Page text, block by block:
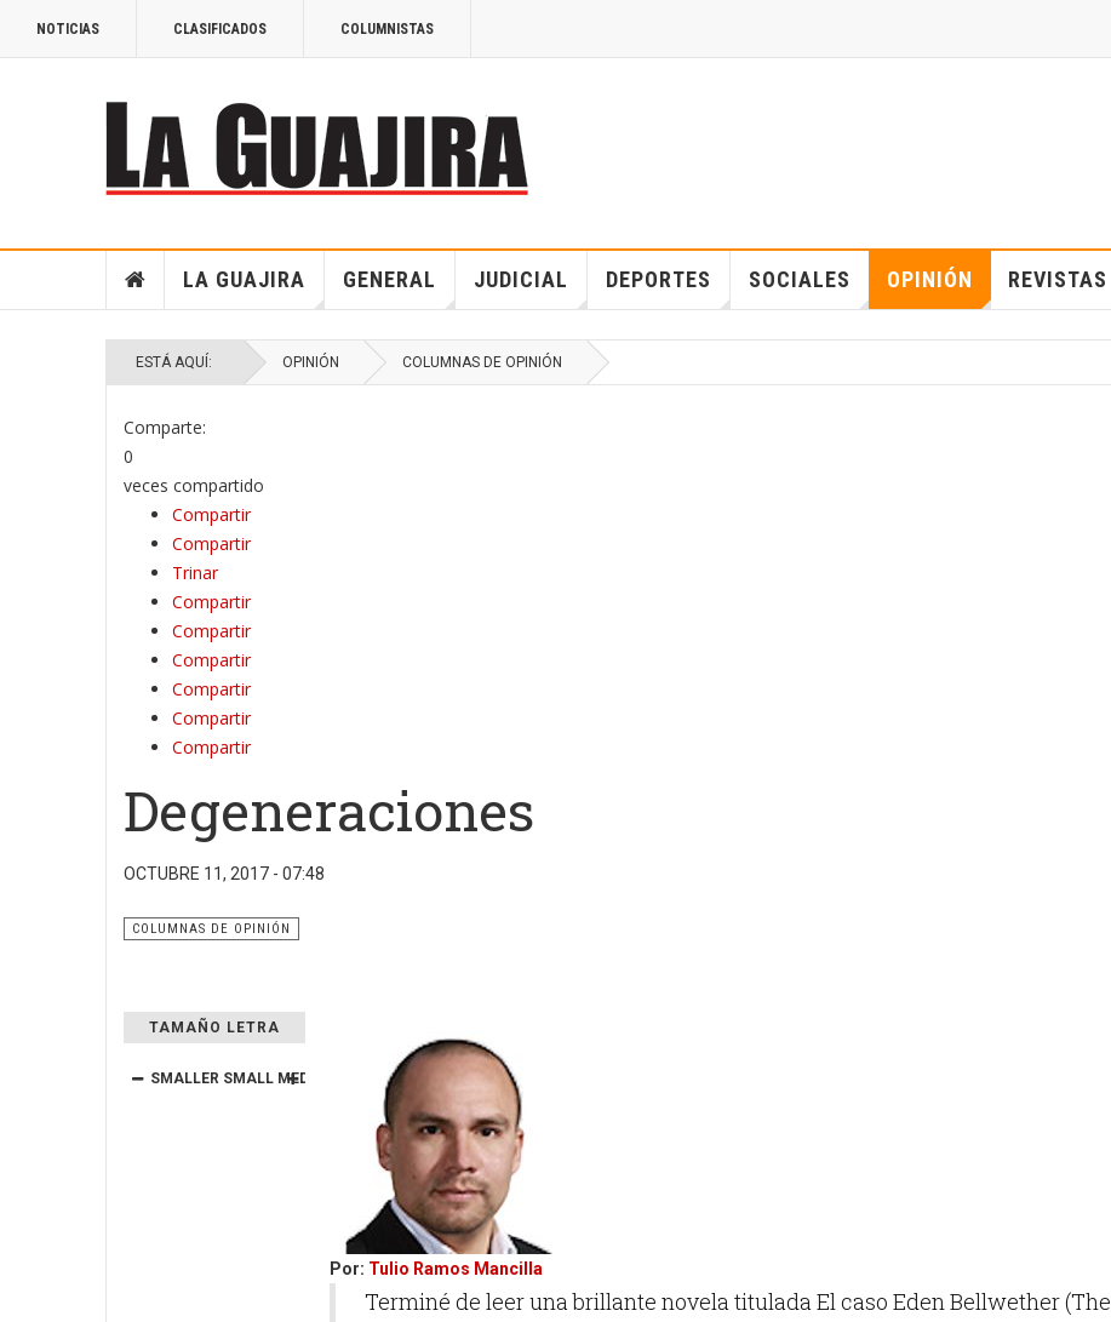
NOTICIAS CLASIFICADOS COLUMNISTAS
LA GUAJIRA GENERAL JUDICIAL DEPORTES SOCIALES OPINIÓN REVISTAS
ESTÁ AQUÍ: OPINIÓN COLUMNAS DE OPINIÓN
Comparte:
0
veces compartido
Compartir
Compartir
Trinar
Compartir
Compartir
Compartir
Compartir
Compartir
Compartir
Degeneraciones
OCTUBRE 11, 2017 - 07:48
COLUMNAS DE OPINIÓN
TAMAÑO LETRA
SMALLER SMALL MEDIUM BIGGER
Por: Tulio Ramos Mancilla
Terminé de leer una brillante novela titulada El caso Eden Bellwether (The